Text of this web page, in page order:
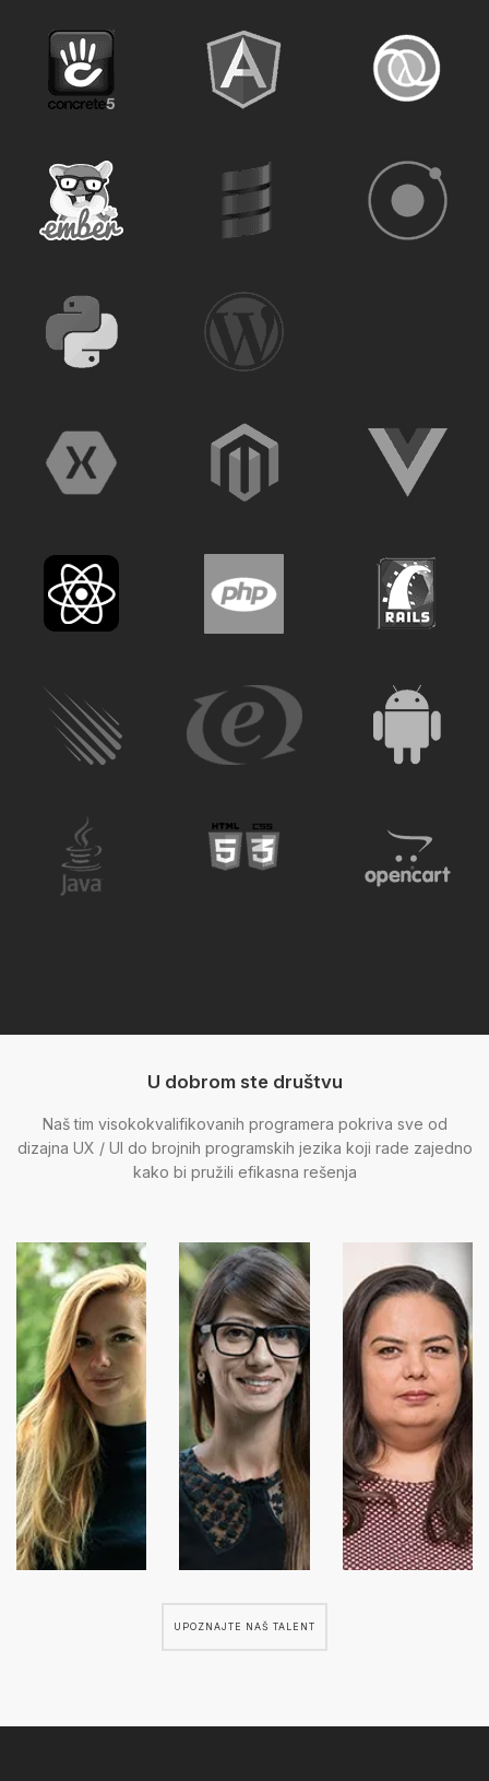
U dobrom ste društvu
Naš tim visokokvalifikovanih programera pokriva sve od
dizajna UX / UI do brojnih programskih jezika koji rade zajedno
kako bi pružili efikasna rešenja
UPOZNAJTE NAŠ TALENT